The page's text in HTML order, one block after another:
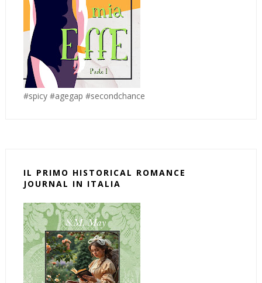
#spicy #agegap #secondchance
IL PRIMO HISTORICAL ROMANCE
JOURNAL IN ITALIA